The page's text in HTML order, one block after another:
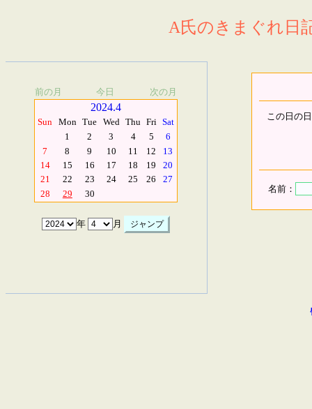
A氏のきまぐれ日
前の月 今日 次の月
2024.4
Sun Mon Tue Wed Thu Fri Sat
1
2 3 4 5
6
7
8 9 10 11 12
13
14
15 16 17 18 19
20
21
22 23 24 25 26
27
28
29 30
年 月
この日の
名前：